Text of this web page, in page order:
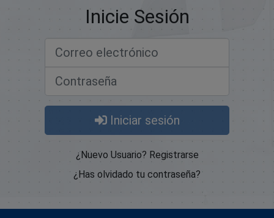
Nosotros Inicie Sesión
Iniciar sesión
¿Nuevo Usuario? Registrarse
¿Has olvidado tu contraseña?